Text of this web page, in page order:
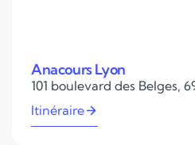
Anacours Lyon
101 boulevard des Belges,
Itinéraire